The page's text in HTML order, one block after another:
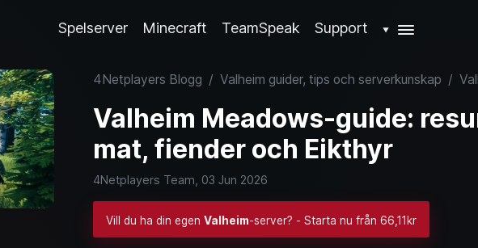
Spelserver Minecraft TeamSpeak Support ▼
4Netplayers Blogg / Valheim guider, tips och serverkunskap /
Valheim Meadows-guide:
mat, fiender och Eikthyr
4Netplayers Team, 03 Jun 2026
Vill du ha din egen Valheim-server? - Starta nu från 66,11kr